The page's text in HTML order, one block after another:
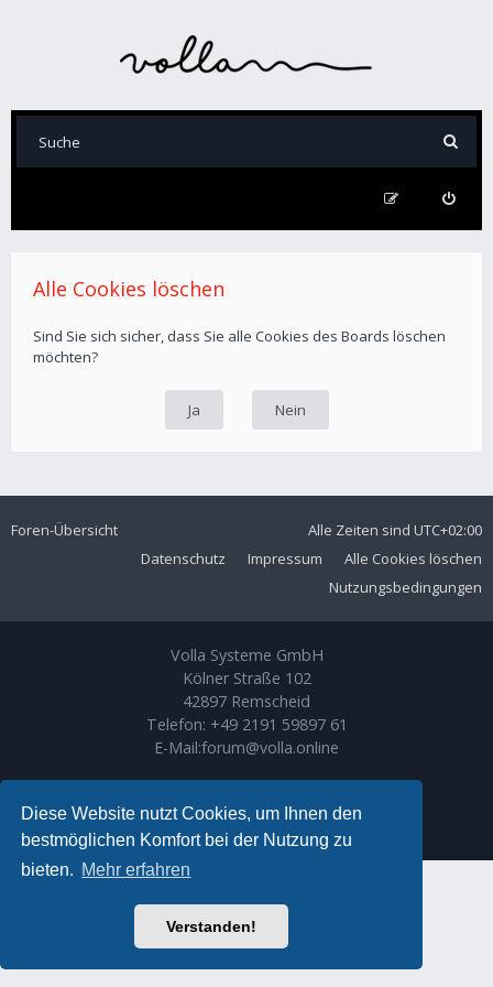
Diese Website nutzt Cookies, um Ihnen den
bestmöglichen Komfort bei der Nutzung zu
bieten. Mehr erfahren
Verstanden!
Alle Cookies löschen
Sind Sie sich sicher, dass Sie alle Cookies des Boards löschen
möchten?
Foren-Übersicht Alle Zeiten sind UTC+02:00
Alle Cookies löschen
Impressum
Datenschutz
Nutzungsbedingungen
Volla Systeme GmbH
Kölner Straße 102
42897 Remscheid
Telefon: +49 2191 59897 61
E-Mail:forum@volla.online
Ariki Theme byGramziu